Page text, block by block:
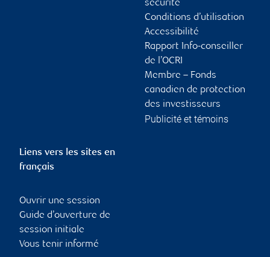
sécurité
Conditions d’utilisation
Accessibilité
Rapport Info-conseiller
de l’OCRI
Membre – Fonds
canadien de protection
des investisseurs
Publicité et témoins
Liens vers les sites en
français
Ouvrir une session
Guide d’ouverture de
session initiale
Vous tenir informé